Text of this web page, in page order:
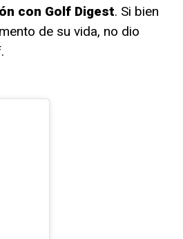
con Golf Digest. Si bien
de su vida, no dio